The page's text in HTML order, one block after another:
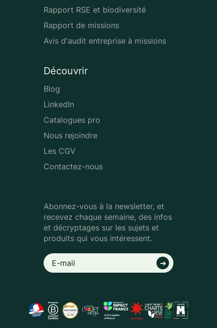
Rapport RSE et biodiversité
Rapport de missions
Avis d'audit entreprise à missions
Découvrir
Blog
LinkedIn
Catalogues pro
Nous rejoindre
Les CGV
Contactez-nous
Abonnez-vous à la newsletter, et
recevez chaque semaine, des infos
et décryptages sur les sujets et
produits qui vous intéressent.